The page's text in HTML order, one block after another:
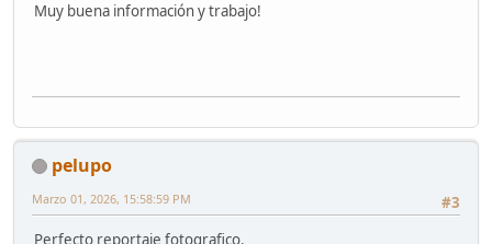
Muy buena información y trabajo!
pelupo
#3
Marzo 01, 2026, 15:58:59 PM
Perfecto reportaje fotografico.